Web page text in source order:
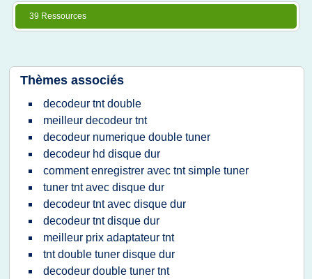
39 Ressources
Thèmes associés
decodeur tnt double
meilleur decodeur tnt
decodeur numerique double tuner
decodeur hd disque dur
comment enregistrer avec tnt simple tuner
tuner tnt avec disque dur
decodeur tnt avec disque dur
decodeur tnt disque dur
meilleur prix adaptateur tnt
tnt double tuner disque dur
decodeur double tuner tnt